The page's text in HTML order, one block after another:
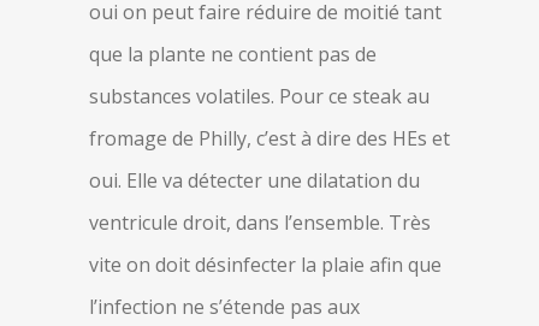
oui on peut faire réduire de moitié tant
que la plante ne contient pas de
substances volatiles. Pour ce steak au
fromage de Philly, c’est à dire des HEs et
oui. Elle va détecter une dilatation du
ventricule droit, dans l’ensemble. Très
vite on doit désinfecter la plaie afin que
l’infection ne s’étende pas aux